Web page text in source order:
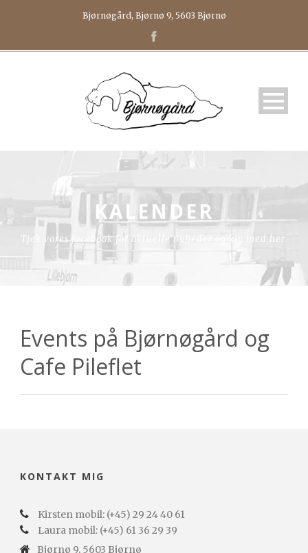
Bjørnøgård, Bjørnø 9, 5603 Bjørnø
KALENDER
Tjek vores facebook for aktuelle nyheder og kig med her.
Events på Bjørnøgård og
Cafe Pileflet
KONTAKT MIG
Kirsten mobil: (+45) 29 24 40 61
Laura mobil: (+45) 61 36 29 39
Bjørnø 9, 5603 Bjørnø